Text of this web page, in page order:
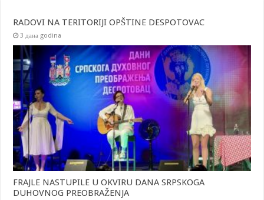
RADOVI NA TERITORIJI OPŠTINE DESPOTOVAC
3 дана godina
FRAJLE NASTUPILE U OKVIRU DANA SRPSKOGA
DUHOVNOG PREOBRAŽENJA